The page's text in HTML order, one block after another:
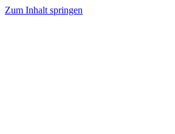
Zum Inhalt springen